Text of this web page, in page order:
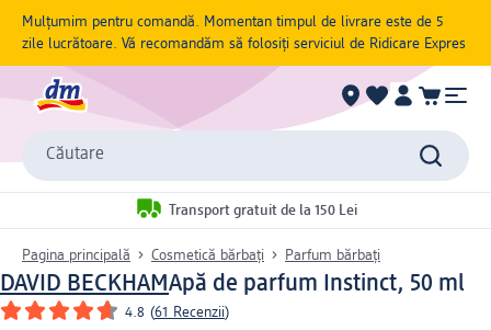
Mulțumim pentru comandă. Momentan timpul de livrare este de 5
zile lucrătoare. Vă recomandăm să folosiți serviciul de Ridicare Expres
Căutare
Transport gratuit de la 150 Lei
Pagina principală Cosmetică bărbați Parfum bărbaţi
DAVID BECKHAMApă de parfum Instinct, 50 ml
4.8 (61 Recenzii)